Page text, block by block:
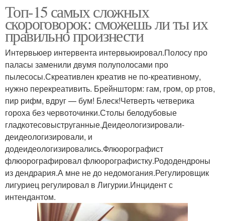
Топ-15 самых сложных
скороговорок: сможешь ли ты их
правильно произнести
Интервьюер интервента интервьюировал.Полосу про
паласы заменили двумя полуполосами про
пылесосы.Скреативлен креатив не по-креативному,
нужно перекреативить. Брейншторм: гам, гром, ор ртов,
пир рифм, вдруг — бум! Блеск!Четверть четверика
гороха без червоточинки.Столы белодубовые
гладкотесовыструганные.Деидеологизировали-
деидеологизировали, и
додеидеологизировались.Флюорографист
флюорографировал флюорографистку.Рододендроны
из дендрария.А мне не до недомогания.Регулировщик
лигуриец регулировал в Лигурии.Инцидент с
интендантом.